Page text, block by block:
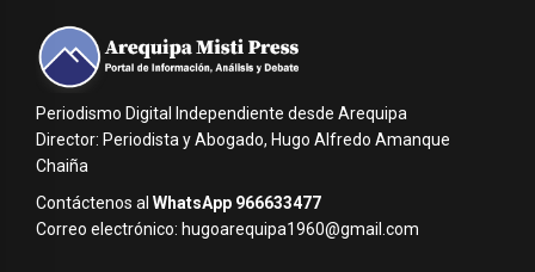
Periodismo Digital Independiente desde Arequipa
Director: Periodista y Abogado, Hugo Alfredo Amanque
Chaiña
Contáctenos al WhatsApp 966633477
Correo electrónico: hugoarequipa1960@gmail.com